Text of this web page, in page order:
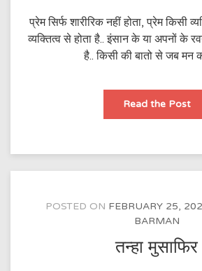
प्रेम सिर्फ शारीरिक नहीं होता, प्रेम किसी
व्यक्तित्व से होता है.. इंसान के या अपनों के
है.. किसी की बातो से जब
Read the Post
POSTED ON FEBRUARY 25,
BARMAN
तन्हा मुसाफिर